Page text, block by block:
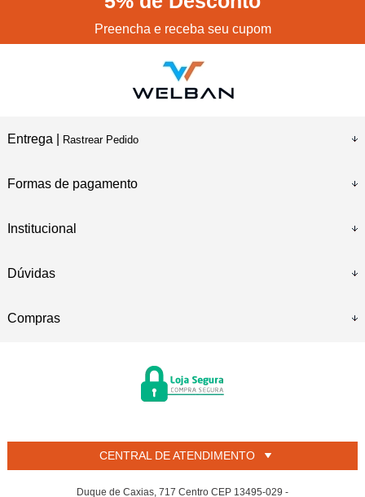
Preencha e receba seu cupom
Entrega | Rastrear Pedido
Formas de pagamento
Institucional
Dúvidas
Compras
CENTRAL DE ATENDIMENTO
Duque de Caxias, 717 Centro CEP 13495-029 -